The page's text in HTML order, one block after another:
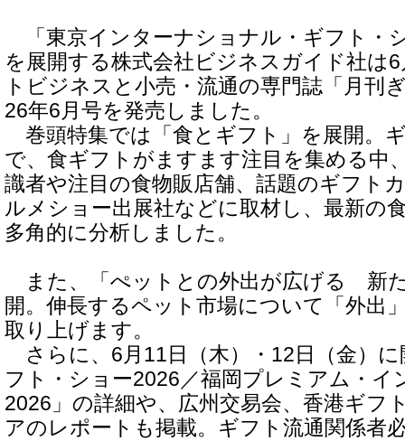
「東京インターナショナル・ギフト・
を展開する株式会社ビジネスガイド社は
トビジネスと小売・流通の専門誌「月刊
26年6月号を発売しました。
巻頭特集では「食とギフト」を展開。
で、食ギフトがますます注目を集める中
識者や注目の食物販店舗、話題のギフト
ルメショー出展社などに取材し、最新の
多角的に分析しました。
また、「ぺットとの外出が広げる 新
開。伸長するペット市場について「外出
取り上げます。
さらに、6月11日（木）・12日（金）
フト・ショー2026／福岡プレミアム・イ
2026」の詳細や、広州交易会、香港ギフ
アのレポートも掲載。ギフト流通関係者